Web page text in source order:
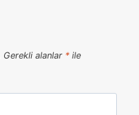
Gerekli alanlar *ile